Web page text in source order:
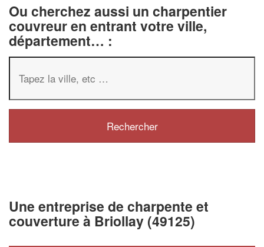
Ou cherchez aussi un charpentier
couvreur en entrant votre ville,
département… :
Une entreprise de charpente et
couverture à Briollay (49125)
✕
Vous êtes un
professionnel ?
nouveaux clients !